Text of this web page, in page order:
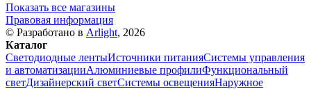
Показать все магазины
Правовая информация
© Разработано в Arlight, 2026
Каталог
Светодиодные лентыИсточники питанияСистемы управления
и автоматизацииАлюминиевые профилиФункциональный
светДизайнерский светСистемы освещенияНаружное